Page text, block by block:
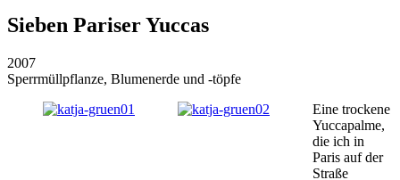
Sieben Pariser Yuccas
2007
Sperrmüllpflanze, Blumenerde und -töpfe
Eine trockene
Yuccapalme,
die ich in
Paris auf der
Straße